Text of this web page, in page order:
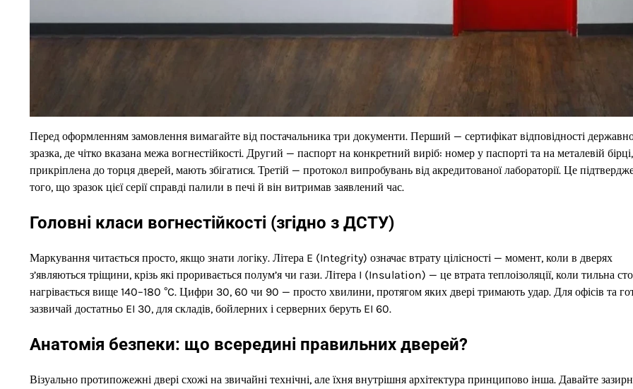
Перед оформленням замовлення вимагайте від постачальника три документи. Перший — сертифікат відповідності
зразка, де чітко вказана межа вогнестійкості. Другий — паспорт на конкретний виріб: номер у паспорті та на металевій
прикріплена до торця дверей, мають збігатися. Третій — протокол випробувань від акредитованої лабораторії. Це
того, що зразок цієї серії справді палили в печі й він витримав заявлений час.
Головні класи вогнестійкості (згідно з ДСТУ)
Маркування читається просто, якщо знати логіку. Літера E (Integrity) означає втрату цілісності — момент, коли в дверях
з’являються тріщини, крізь які проривається полум’я чи гази. Літера I (Insulation) — це втрата теплоізоляції, коли тильна
нагрівається вище 140–180 °C. Цифри 30, 60 чи 90 — просто хвилини, протягом яких двері тримають удар. Для офісів та
зазвичай достатньо EI 30, для складів, бойлерних і серверних беруть EI 60.
Анатомія безпеки: що всередині правильних дверей?
Візуально протипожежні двері схожі на звичайні технічні, але їхня внутрішня архітектура принципово інша. Давайте